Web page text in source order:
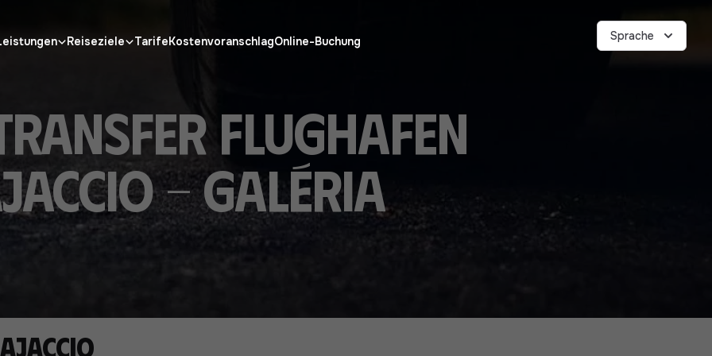
Reiseziele TarifeKostenvoranschlagOnline-Buchung Sprache
Flughafen
- Galéria